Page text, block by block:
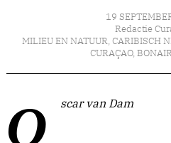
19
Redactie
MILIEU EN NATUUR, CARIBISCH
CURAÇAO,
Oscar van Dam